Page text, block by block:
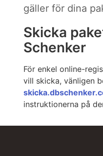
gäller för dina
Skicka
Schenker
För enkel online-
vill skicka, vänligen
instruktionerna på